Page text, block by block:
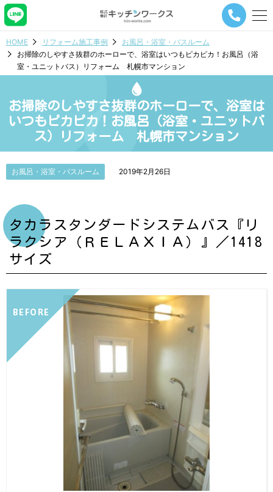
メ
ビ
シ
ョ
タ
HOME リフォーム施工事例
お風呂・浴室・バスルーム
お掃除のしやすさ抜群のホーローで、浴室はいつもピカピカ！お風呂（浴
室・ユニットバス）リフォーム 札幌市マンション
お掃除のしやすさ抜群のホーローで、浴室は
いつもピカピカ！お風呂（浴室・ユニットバ
ス）リフォーム 札幌市マンション
お風呂・浴室・バスルーム 2019年2月26日
タカラスタンダードシステムバス『リ
ラクシア（ＲＥＬＡＸＩＡ）』／1418
サイズ
BEFORE